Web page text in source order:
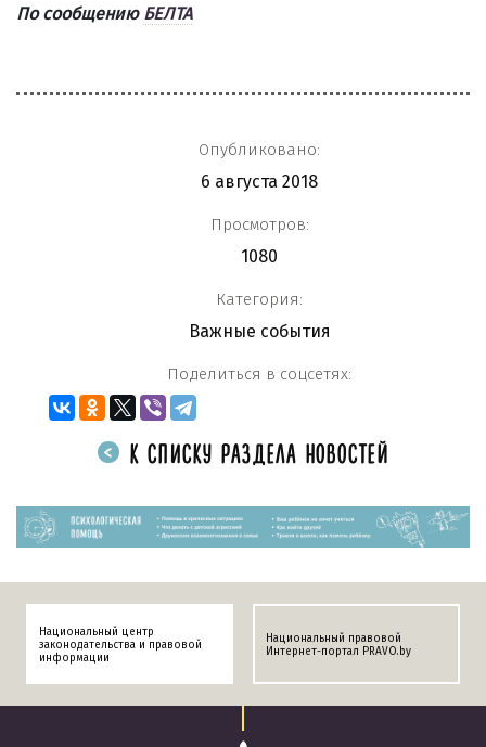
По сообщению БЕЛТА
Опубликовано:
6 августа 2018
Просмотров:
1080
Категория:
Важные события
Поделиться в соцсетях:
К СПИСКУ РАЗДЕЛА НОВОСТЕЙ
Национальный центр
законодательства и правовой
информации
Национальный правовой
Интернет-портал PRAVO.by